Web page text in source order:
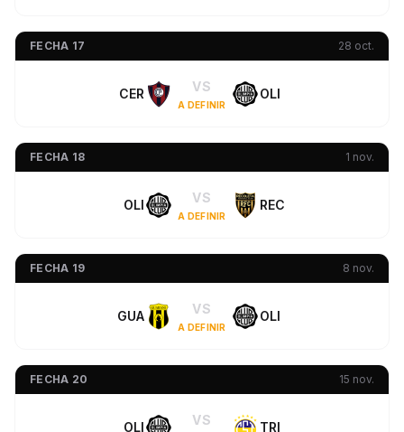
FECHA 17 28 oct.
CER VS
A DEFINIR
OLI
FECHA 18 1 nov.
OLI VS
A DEFINIR
REC
FECHA 19 8 nov.
GUA VS
A DEFINIR
OLI
FECHA 20 15 nov.
OLI VS TRI